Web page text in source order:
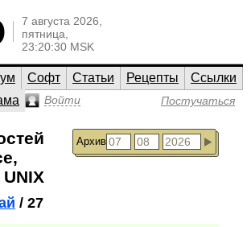
7 августа 2026,
пятница,
23:20:30 MSK
Софт Статьи Рецепты
Ссылки
Войти Постучаться
Архив
/ 27